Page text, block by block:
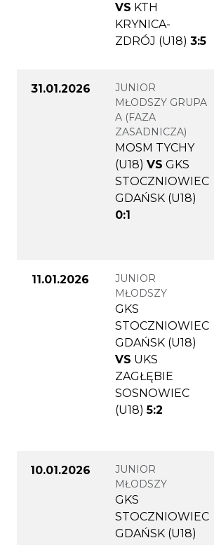
VS KTH
KRYNICA-
ZDRÓJ (U18) 3:5
31.01.2026
JUNIOR
MŁODSZY GRUPA
A (FAZA
ZASADNICZA)
MOSM TYCHY
(U18) VS GKS
STOCZNIOWIEC
GDAŃSK (U18)
0:1
11.01.2026
JUNIOR
MŁODSZY
GKS
STOCZNIOWIEC
GDAŃSK (U18)
VS UKS
ZAGŁĘBIE
SOSNOWIEC
(U18) 5:2
10.01.2026
JUNIOR
MŁODSZY
GKS
STOCZNIOWIEC
GDAŃSK (U18)